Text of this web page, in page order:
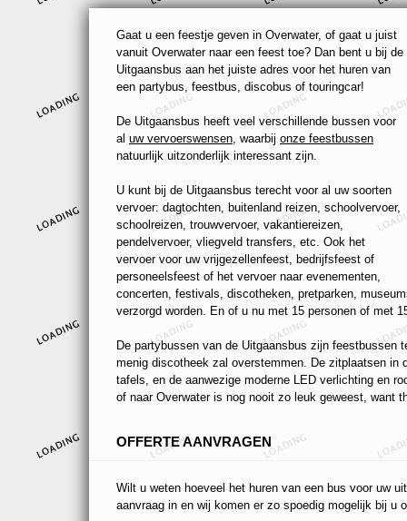
Gaat u een feestje geven in Overwater, of gaat u juist
vanuit Overwater naar een feest toe? Dan bent u bij de
Uitgaansbus aan het juiste adres voor het huren van
een partybus, feestbus, discobus of touringcar!
De Uitgaansbus heeft veel verschillende bussen voor
al uw vervoerswensen, waarbij onze feestbussen
natuurlijk uitzonderlijk interessant zijn.
U kunt bij de Uitgaansbus terecht voor al uw soorten
vervoer: dagtochten, buitenland reizen, schoolvervoer,
schoolreizen, trouwvervoer, vakantiereizen,
pendelvervoer, vliegveld transfers, etc. Ook het
vervoer voor uw vrijgezellenfeest, bedrijfsfeest of
personeelsfeest of het vervoer naar evenementen,
concerten, festivals, discotheken, pretparken,
verzorgd worden. En of u nu met 15 personen of met
De partybussen van de Uitgaansbus zijn feestbussen
menig discotheek zal overstemmen. De zitplaatsen
tafels, en de aanwezige moderne LED verlichting en
of naar Overwater is nog nooit zo leuk geweest, want
OFFERTE AANVRAGEN
Wilt u weten hoeveel het huren van een bus voor uw
aanvraag in en wij komen er zo spoedig mogelijk bij u